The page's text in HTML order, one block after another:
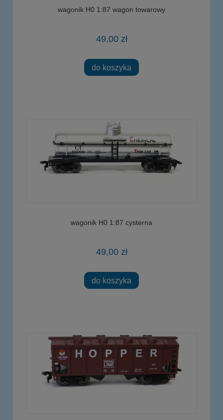
wagonik H0 1:87 wagon towarowy
49,00 zł
do koszyka
wagonik H0 1:87 cysterna
49,00 zł
do koszyka